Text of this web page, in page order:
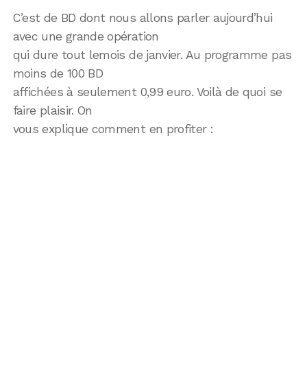
C’est de BD dont nous allons parler aujourd’hui
avec une grande opération
qui dure tout lemois de janvier. Au programme pas
moins de 100 BD
affichées à seulement 0,99 euro. Voilà de quoi se
faire plaisir. On
vous explique comment en profiter :